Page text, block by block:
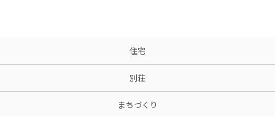
住宅
別荘
まちづくり